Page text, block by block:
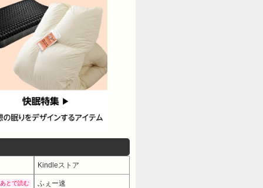
Kindleストア
あとで読む ふぇー速